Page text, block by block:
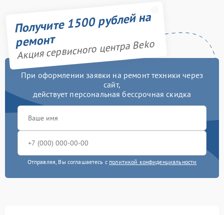
Получите 1500 рублей на
ремонт
Акция сервисного центра Beko
При оформлении заявки на ремонт техники через
сайт,
действует персональная бессрочная скидка
Отправляя, Вы соглашаетесь с политикой конфиденциальности